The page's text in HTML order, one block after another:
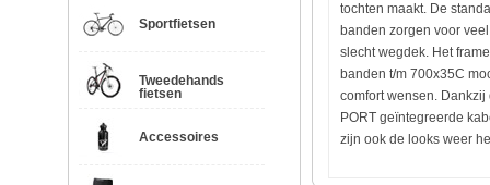
Sportfietsen
Tweedehands
fietsen
Accessoires
tochten maakt. De
banden zorgen voor
slecht wegdek. Het
banden t/m 700x35C
comfort wensen. Dankzij
PORT geïntegreerde
zijn ook de looks weer